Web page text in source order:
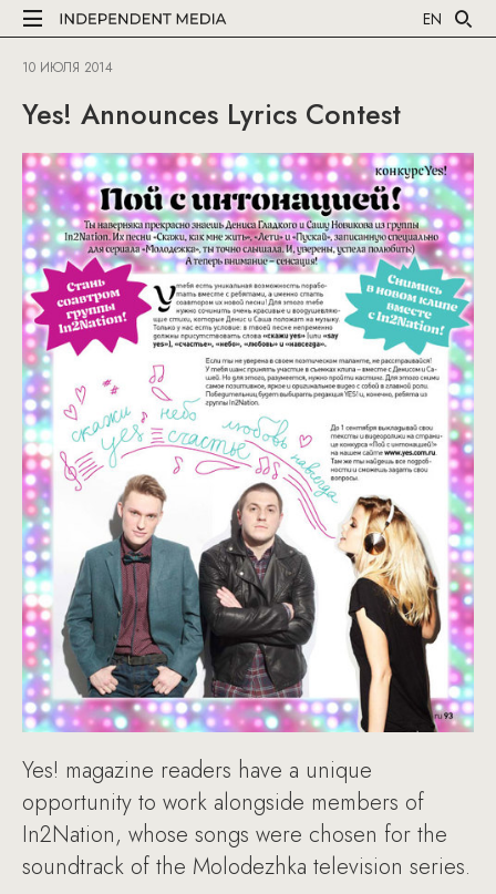
EN
10 ИЮЛЯ 2014
Yes! Announces Lyrics Contest
Yes! magazine readers have a unique
opportunity to work alongside members of
In2Nation, whose songs were chosen for the
soundtrack of the Molodezhka television series.